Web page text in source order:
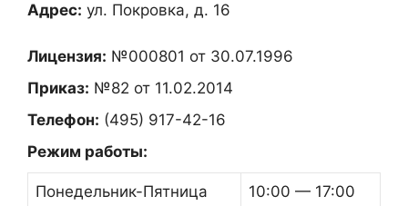
Адрес: ул. Покровка, д. 16
Лицензия: №000801 от 30.07.1996
Приказ: №82 от 11.02.2014
Телефон: (495) 917-42-16
Режим работы:
Понедельник-Пятница 10:00 — 17:00